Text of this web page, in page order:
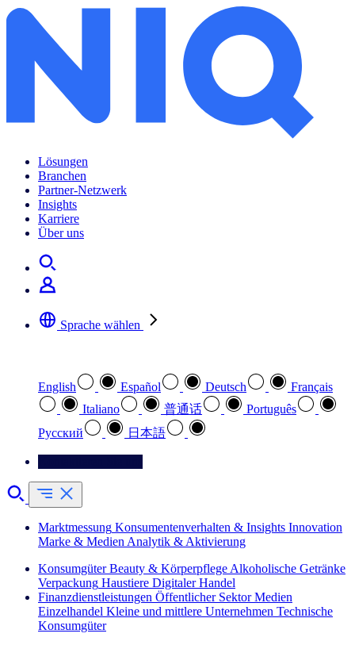
Lösungen
Branchen
Partner-Netzwerk
Insights
Karriere
Über uns
Sprache wählen
English Español Deutsch
Français
Italiano
普通话
Português
Pусский
日本語
Marktmessung Konsumentenverhalten & Insights Innovation
Marke & Medien Analytik & Aktivierung
Konsumgüter Beauty & Körperpflege Alkoholische Getränke
Verpackung Haustiere Digitaler Handel
Finanzdienstleistungen Öffentlicher Sektor Medien
Einzelhandel Kleine und mittlere Unternehmen Technische
Konsumgüter